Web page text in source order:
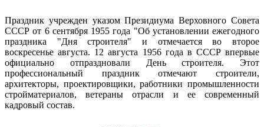
Праздник учрежден указом Президиума Верховного Совета
СССР от 6 сентября 1955 года "Об установлении ежегодного
праздника "Дня строителя" и отмечается во второе
воскресенье августа. 12 августа 1956 года в СССР впервые
официально отпраздновали День строителя. Этот
профессиональный праздник отмечают строители,
архитекторы, проектировщики, работники промышленности
стройматериалов, ветераны отрасли и ее современный
кадровый состав.